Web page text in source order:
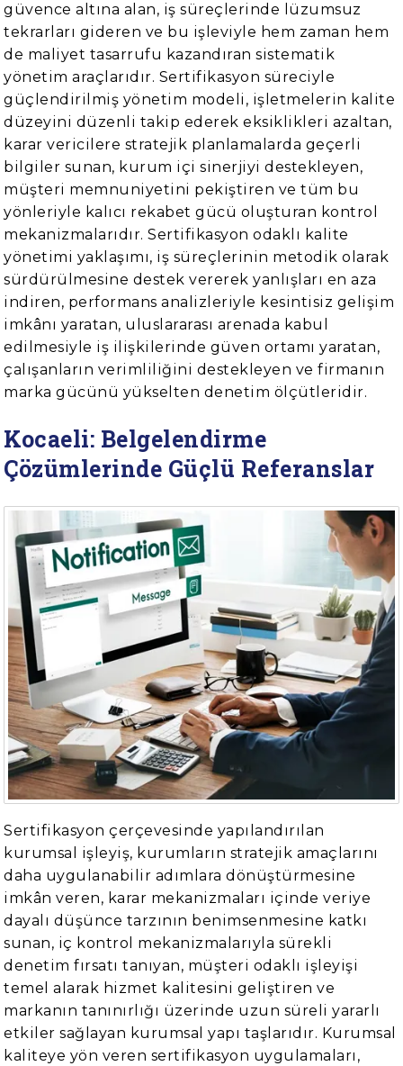
güvence altına alan, iş süreçlerinde lüzumsuz
tekrarları gideren ve bu işleviyle hem zaman hem
de maliyet tasarrufu kazandıran sistematik
yönetim araçlarıdır. Sertifikasyon süreciyle
güçlendirilmiş yönetim modeli, işletmelerin kalite
düzeyini düzenli takip ederek eksiklikleri azaltan,
karar vericilere stratejik planlamalarda geçerli
bilgiler sunan, kurum içi sinerjiyi destekleyen,
müşteri memnuniyetini pekiştiren ve tüm bu
yönleriyle kalıcı rekabet gücü oluşturan kontrol
mekanizmalarıdır. Sertifikasyon odaklı kalite
yönetimi yaklaşımı, iş süreçlerinin metodik olarak
sürdürülmesine destek vererek yanlışları en aza
indiren, performans analizleriyle kesintisiz gelişim
imkânı yaratan, uluslararası arenada kabul
edilmesiyle iş ilişkilerinde güven ortamı yaratan,
çalışanların verimliliğini destekleyen ve firmanın
marka gücünü yükselten denetim ölçütleridir.
Kocaeli: Belgelendirme
Çözümlerinde Güçlü Referanslar
Sertifikasyon çerçevesinde yapılandırılan
kurumsal işleyiş, kurumların stratejik amaçlarını
daha uygulanabilir adımlara dönüştürmesine
imkân veren, karar mekanizmaları içinde veriye
dayalı düşünce tarzının benimsenmesine katkı
sunan, iç kontrol mekanizmalarıyla sürekli
denetim fırsatı tanıyan, müşteri odaklı işleyişi
temel alarak hizmet kalitesini geliştiren ve
markanın tanınırlığı üzerinde uzun süreli yararlı
etkiler sağlayan kurumsal yapı taşlarıdır. Kurumsal
kaliteye yön veren sertifikasyon uygulamaları,